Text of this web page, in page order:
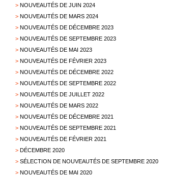
>NOUVEAUTÉS DE JUIN 2024
>NOUVEAUTÉS DE MARS 2024
>NOUVEAUTÉS DE DÉCEMBRE 2023
>NOUVEAUTÉS DE SEPTEMBRE 2023
>NOUVEAUTÉS DE MAI 2023
>NOUVEAUTÉS DE FÉVRIER 2023
>NOUVEAUTÉS DE DÉCEMBRE 2022
>NOUVEAUTÉS DE SEPTEMBRE 2022
>NOUVEAUTÉS DE JUILLET 2022
>NOUVEAUTÉS DE MARS 2022
>NOUVEAUTÉS DE DÉCEMBRE 2021
>NOUVEAUTÉS DE SEPTEMBRE 2021
>NOUVEAUTÉS DE FÉVRIER 2021
>DÉCEMBRE 2020
>SÉLECTION DE NOUVEAUTÉS DE SEPTEMBRE 2020
>NOUVEAUTÉS DE MAI 2020